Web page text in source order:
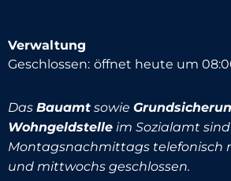
Verwaltung
Klicken, um weitere Öffnungs-
Geschlossen: öffnet heute um
Das Bauamt sowie
Wohngeldstelle im Sozialamt sind
Montagsnachmittags telefonisch
und mittwochs geschlossen.